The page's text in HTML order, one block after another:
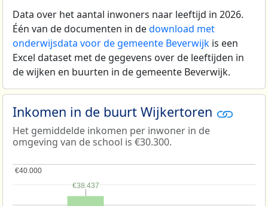
Data over het aantal inwoners naar leeftijd in 2026.
Één van de documenten in dedownload met
onderwijsdata voor de gemeente Beverwijk is een
Excel dataset met de gegevens over de leeftijden in
de wijken en buurten in de gemeente Beverwijk.
Inkomen in de buurt Wijkertoren
Het gemiddelde inkomen per inwoner in de
omgeving van de school is €30.300.
€40.000
€40.000
€38.437
€38.437